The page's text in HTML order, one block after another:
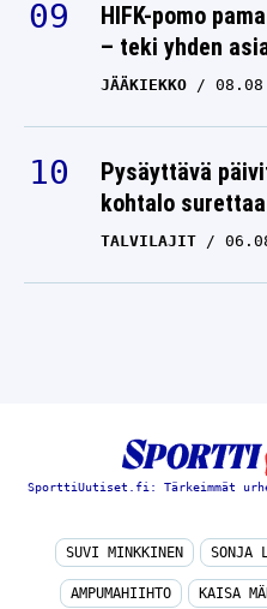
HIFK-pomo
– teki yhden
JÄÄKIEKKO
Pysäyttävä
kohtalo surettaa
TALVILAJIT
SporttiUutiset.fi: Tärkeimmät
SUVI MINKKINEN SONJA
AMPUMAHIIHTO KAISA